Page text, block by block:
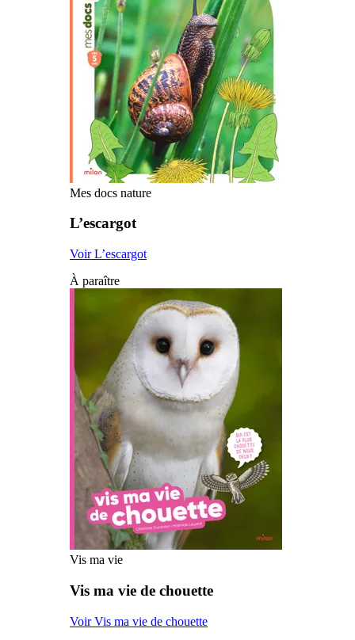
Mes docs nature
L’escargot
Voir L’escargot
À paraître
Vis ma vie
Vis ma vie de chouette
Voir Vis ma vie de chouette